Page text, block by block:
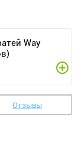
Way
Отзывы